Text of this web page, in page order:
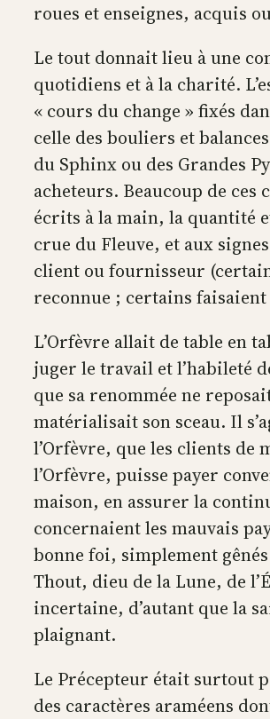
roues et enseignes, acquis
Le tout donnait lieu à une
quotidiens et à la charité.
« cours du change » fixés
celle des bouliers et
du Sphinx ou des Grandes
acheteurs. Beaucoup de
écrits à la main, la quantité
crue du Fleuve, et aux
client ou fournisseur
reconnue ; certains
L’Orfèvre allait de table en
juger le travail et l’habileté
que sa renommée ne
matérialisait son sceau. Il
l’Orfèvre, que les clients
l’Orfèvre, puisse payer
maison, en assurer la
concernaient les mauvais
bonne foi, simplement
Thout, dieu de la Lune, de
incertaine, d’autant que la
plaignant.
Le Précepteur était surtout
des caractères araméens